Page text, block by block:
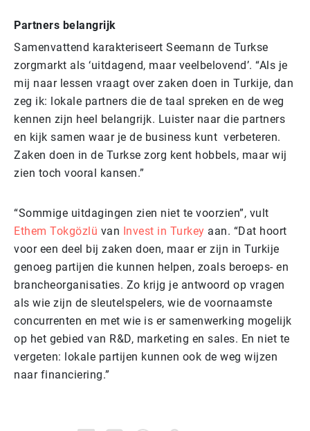
Partners belangrijk
Samenvattend karakteriseert Seemann de Turkse
zorgmarkt als ‘uitdagend, maar veelbelovend’. “Als je
mij naar lessen vraagt over zaken doen in Turkije, dan
zeg ik: lokale partners die de taal spreken en de weg
kennen zijn heel belangrijk. Luister naar die partners
en kijk samen waar je de business kunt verbeteren.
Zaken doen in de Turkse zorg kent hobbels, maar wij
zien toch vooral kansen.”
“Sommige uitdagingen zien niet te voorzien”, vult
Ethem Tokgözlü van Invest in Turkey aan. “Dat hoort
voor een deel bij zaken doen, maar er zijn in Turkije
genoeg partijen die kunnen helpen, zoals beroeps- en
brancheorganisaties. Zo krijg je antwoord op vragen
als wie zijn de sleutelspelers, wie de voornaamste
concurrenten en met wie is er samenwerking mogelijk
op het gebied van R&D, marketing en sales. En niet te
vergeten: lokale partijen kunnen ook de weg wijzen
naar financiering.”